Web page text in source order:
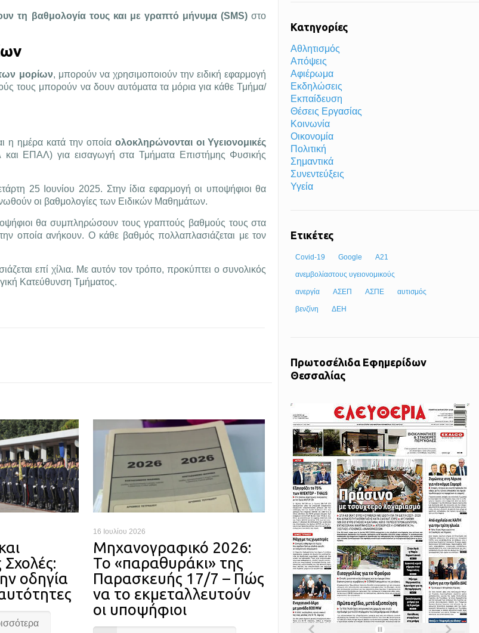
τη βαθμολογία τους και με γραπτό μήνυμα (SMS) στο
μορίων, μπορούν να χρησιμοποιούν την ειδική εφαρμογή
τους μπορούν να δουν αυτόματα τα μόρια για κάθε Τμήμα/
η ημέρα κατά την οποία ολοκληρώνονται οι Υγειονομικές
και ΕΠΑΛ) για εισαγωγή στα Τμήματα Επιστήμης Φυσικής
25 Ιουνίου 2025. Στην ίδια εφαρμογή οι υποψήφιοι θα
οι βαθμολογίες των Ειδικών Μαθημάτων.
θα συμπληρώσουν τους γραπτούς βαθμούς τους στα
οποία ανήκουν. Ο κάθε βαθμός πολλαπλασιάζεται με τον
επί χίλια. Με αυτόν τον τρόπο, προκύπτει ο συνολικός
Κατεύθυνση Τμήματος.
Σχολές:
οδηγία
16 Ιουλίου 2026
Mηχανογραφικό 2026:
Το «παραθυράκι» της
Παρασκευής 17/7 – Πώς
να το εκμεταλλευτούν
οι υποψήφιοι
Κατηγορίες
Αθλητισμός
Απόψεις
Αφιέρωμα
Εκδηλώσεις
Εκπαίδευση
Θέσεις Εργασίας
Κοινωνία
Οικονομία
Πολιτική
Σημαντικά
Συνεντεύξεις
Υγεία
Ετικέτες
Covid-19 Google Α21
ανεμβολίαστους υγειονομικούς
ανεργία ΑΣΕΠ ΑΣΠΕ αυτισμός
βενζίνη ΔΕΗ
Πρωτοσέλιδα Εφημερίδων
Θεσσαλίας